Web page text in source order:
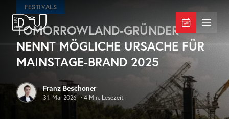
Zum Hauptinhalt springen
DJ Mag Germany Menü
FESTIVALS
TOMORROWLAND-GRÜNDER
NENNT MÖGLICHE URSACHE FÜR
MAINSTAGE-BRAND 2025
Franz Beschoner
31. Mai 2026 ·4Min. Lesezeit